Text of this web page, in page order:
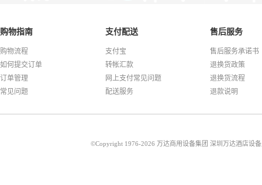
购物指南
购物流程
如何提交订单
订单管理
常见问题
支付配送
支付宝
转帐汇款
网上支付常见问题
配送服务
售后服务
售后服务承诺书
退换货政策
退换货流程
退款说明
©Copyright 1976-2026 万达商用设备集团 深圳万达酒店设